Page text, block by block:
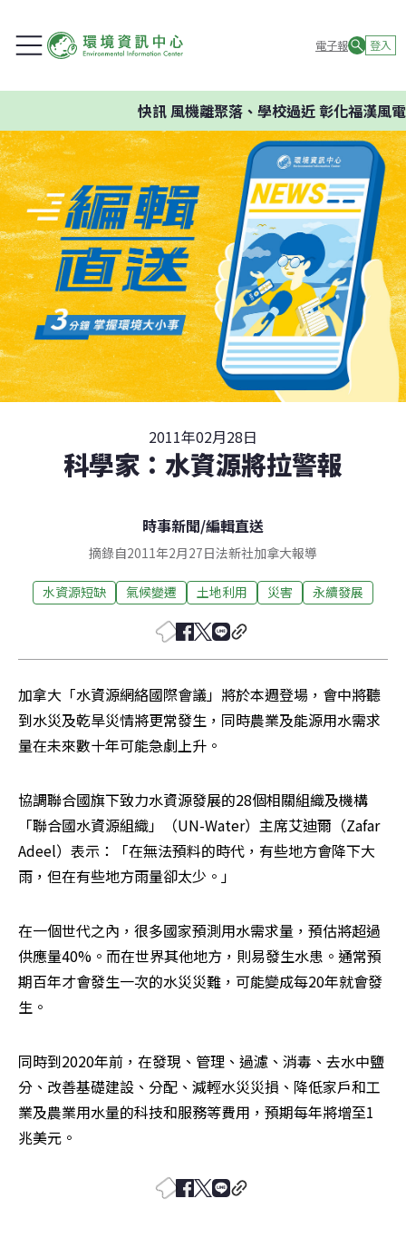
電子報 登入
快訊風機離聚落、學校過近 彰化福漢風電
2011年02月28日
科學家：水資源將拉警報
時事新聞/編輯直送
摘錄自2011年2月27日法新社加拿大報導
水資源短缺 氣候變遷 土地利用 災害 永續發展
加拿大「水資源網絡國際會議」將於本週登場，會中將聽
到水災及乾旱災情將更常發生，同時農業及能源用水需求
量在未來數十年可能急劇上升。
協調聯合國旗下致力水資源發展的28個相關組織及機構
「聯合國水資源組織」（UN-Water）主席艾迪爾（Zafar
Adeel）表示：「在無法預料的時代，有些地方會降下大
雨，但在有些地方雨量卻太少。」
在一個世代之內，很多國家預測用水需求量，預估將超過
供應量40%。而在世界其他地方，則易發生水患。通常預
期百年才會發生一次的水災災難，可能變成每20年就會發
生。
同時到2020年前，在發現、管理、過濾、消毒、去水中鹽
分、改善基礎建設、分配、減輕水災災損、降低家戶和工
業及農業用水量的科技和服務等費用，預期每年將增至1
兆美元。